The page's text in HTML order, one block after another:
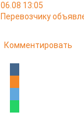
06.08 13:05
Перевозчику
Комментировать